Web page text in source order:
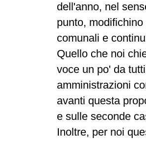
dell'anno, nel
punto,
comunali e
Quello che noi
voce un po' da
amministrazioni
avanti questa
e sulle seconde
Inoltre, per noi